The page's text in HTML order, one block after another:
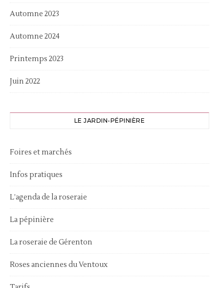
Automne 2023
Automne 2024
Printemps 2023
Juin 2022
LE JARDIN-PÉPINIÈRE
Foires et marchés
Infos pratiques
L’agenda de la roseraie
La pépinière
La roseraie de Gérenton
Roses anciennes du Ventoux